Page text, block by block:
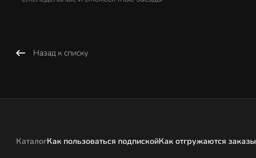
Назад к списку
КаталогКак пользоваться подпискойКак отгружаются заказы